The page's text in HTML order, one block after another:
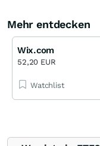
Mehr entdecken
Wix.com
52,20 EUR
Watchlist